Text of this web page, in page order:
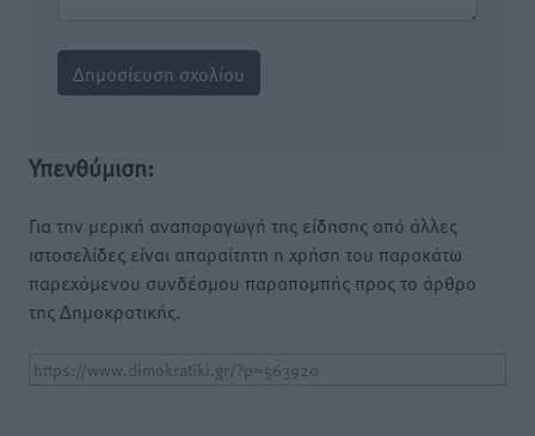
Υπενθύμιση:
Για την μερική αναπαραγωγή της είδησης από άλλες
ιστοσελίδες είναι απαραίτητη η χρήση του παρακάτω
παρεχόμενου συνδέσμου παραπομπής προς το άρθρο
της Δημοκρατικής.